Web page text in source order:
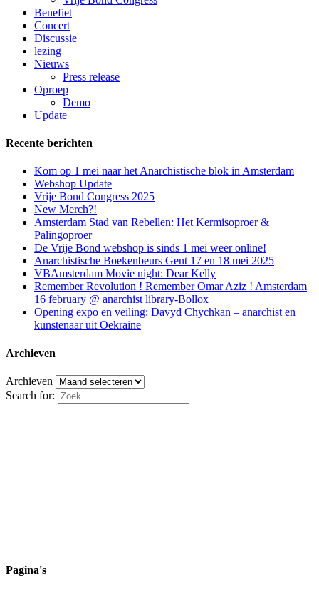
Benefiet
Concert
Discussie
lezing
Nieuws
Press release
Oproep
Demo
Update
Recente berichten
Kom op 1 mei naar het Anarchistische blok in Amsterdam
Webshop Update
Vrije Bond Congress 2025
New Merch?!
Amsterdam Stad van Rebellen: Het Kermisoproer &
Palingoproer
De Vrije Bond webshop is sinds 1 mei weer online!
Anarchistische Boekenbeurs Gent 17 en 18 mei 2025
VBAmsterdam Movie night: Dear Kelly
Remember Revolution ! Remember Omar Aziz ! Amsterdam
16 february @ anarchist library-Bollox
Opening expo en veiling: Davyd Chychkan – anarchist en
kunstenaar uit Oekraine
Archieven
Archieven
Search for:
Pagina's